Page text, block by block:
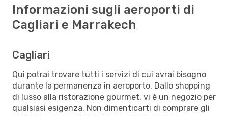
Informazioni sugli aeroporti di
Cagliari e Marrakech
Cagliari
Qui potrai trovare tutti i servizi di cui avrai bisogno
durante la permanenza in aeroporto. Dallo shopping
di lusso alla ristorazione gourmet, vi è un negozio per
qualsiasi esigenza. Non dimenticarti di comprare gli